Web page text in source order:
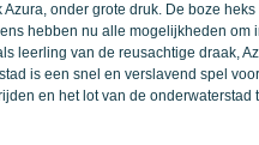
onder grote druk. De boze
hebben nu alle mogelijkheden om
leerling van de reusachtige draak,
is een snel en verslavend spel
en het lot van de onderwaterstad